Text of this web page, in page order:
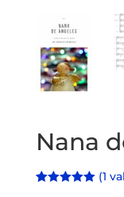
Nana
(1